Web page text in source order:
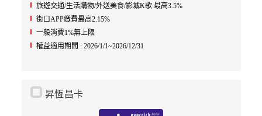
旅遊交通/生活購物/外送美食/影城K歌 最高3.5%
街口APP繳費最高2.15%
一般消費1%無上限
權益適用期間 : 2026/1/1~2026/12/31
昇恆昌卡